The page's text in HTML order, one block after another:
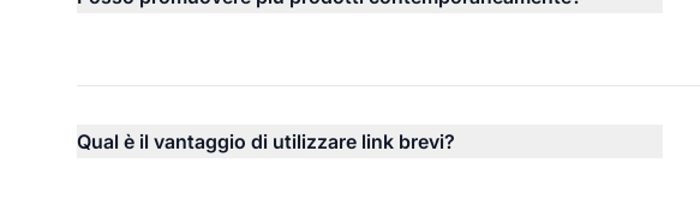
Qual è il vantaggio di utilizzare link brevi?